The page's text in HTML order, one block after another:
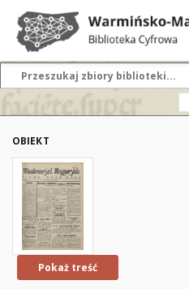
OBIEKT
Pokaż treść